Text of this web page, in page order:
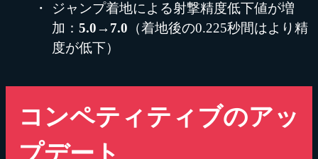
ジャンプ着地による射撃精度低下値が増
加： 5.0→7.0 （着地後の0.225秒間はより精
度が低下）
コンペティティブのアッ